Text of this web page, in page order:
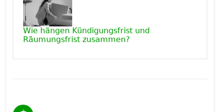
Wie hängen Kündigungsfrist und
Räumungsfrist zusammen?